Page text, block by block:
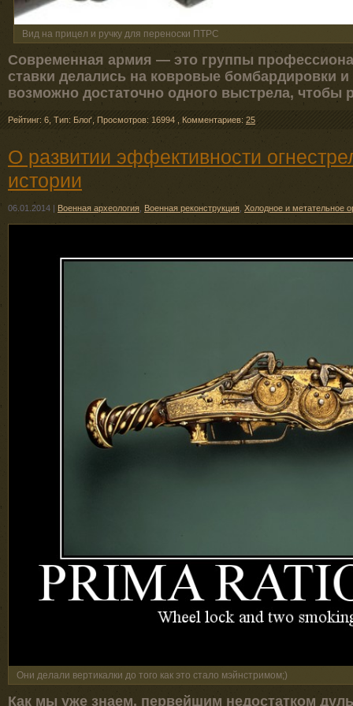
Вид на прицел и ручку для переноски ПТРС
Современная армия — это группы
ставки делались на ковровые бомбардировки
возможно достаточно одного выстрела, чтобы
Рейтинг: 6 Тип: Блоґ Просмотров: 16994 Комментариев: 25
О развитии эффективности
истории
06.01.2014 | Военная археология Военная реконструкция Холодное и метательное
Они делали вертикалки до того как это стало мэйнстримом;)
Как мы уже знаем, первейшим недостатком